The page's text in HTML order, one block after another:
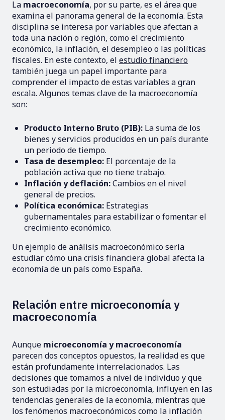
La macroeconomía, por su parte, es el área que
examina el panorama general de la economía. Esta
disciplina se interesa por variables que afectan a
toda una nación o región, como el crecimiento
económico, la inflación, el desempleo o las políticas
fiscales. En este contexto, el estudio financiero
también juega un papel importante para
comprender el impacto de estas variables a gran
escala. Algunos temas clave de la macroeconomía
son:
Producto Interno Bruto (PIB): La suma de los
bienes y servicios producidos en un país durante
un periodo de tiempo.
Tasa de desempleo: El porcentaje de la
población activa que no tiene trabajo.
Inflación y deflación:Cambios en el nivel
general de precios.
Política económica: Estrategias
gubernamentales para estabilizar o fomentar el
crecimiento económico.
Un ejemplo de análisis macroeconómico sería
estudiar cómo una crisis financiera global afecta la
economía de un país como España.
Relación entre microeconomía y
macroeconomía
Aunque microeconomía y macroeconomía
parecen dos conceptos opuestos, la realidad es que
están profundamente interrelacionados. Las
decisiones que tomamos a nivel de individuo y que
son estudiadas por la microeconomía, influyen en las
tendencias generales de la economía, mientras que
los fenómenos macroeconómicos como la inflación